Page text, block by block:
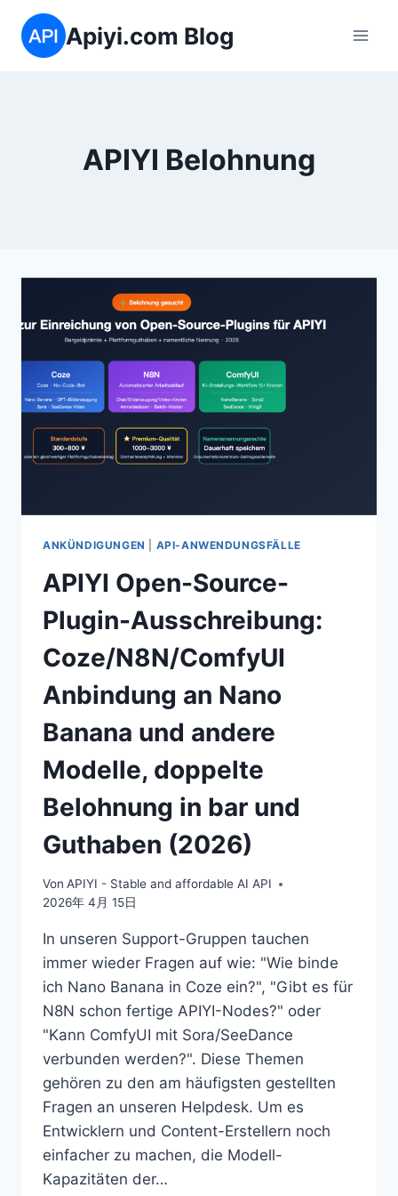
Inhalt
springen
Apiyi.com Blog
APIYI Belohnung
ANKÜNDIGUNGEN API-ANWENDUNGSFÄLLE
APIYI Open-Source-
Plugin-Ausschreibung:
Coze/N8N/ComfyUI
Anbindung an Nano
Banana und andere
Modelle, doppelte
Belohnung in bar und
Guthaben (2026)
Von APIYI - Stable and affordable AI API
2026年 4月 15日
In unseren Support-Gruppen tauchen
immer wieder Fragen auf wie: "Wie binde
ich Nano Banana in Coze ein?", "Gibt es für
N8N schon fertige APIYI-Nodes?" oder
"Kann ComfyUI mit Sora/SeeDance
verbunden werden?". Diese Themen
gehören zu den am häufigsten gestellten
Fragen an unseren Helpdesk. Um es
Entwicklern und Content-Erstellern noch
einfacher zu machen, die Modell-
Kapazitäten der…